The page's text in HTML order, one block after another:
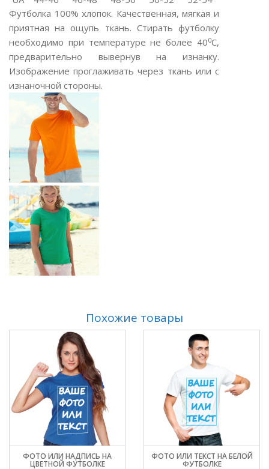
Футболка 100% хлопок. Качественная, мягкая и
приятная на ощупь ткань. Стирать футболку
необходимо при температуре не более 400С,
предварительно вывернув на изнанку.
Изображение проглаживать через ткань или с
изнаночной стороны.
Похожие товары
ФОТО ИЛИ НАДПИСЬ НА
ЦВЕТНОЙ ФУТБОЛКЕ
ФОТО ИЛИ ТЕКСТ НА БЕЛОЙ
ФУТБОЛКЕ